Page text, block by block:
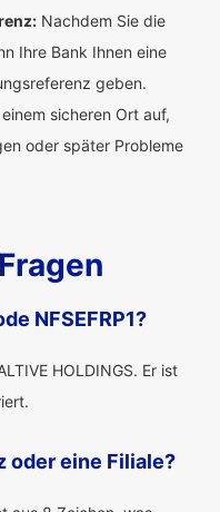
Nachdem Sie die
Ihre Bank Ihnen eine
geben.
sicheren Ort auf,
oder später Probleme
NFSEFRP1?
HOLDINGS. Er ist
oder eine Filiale?